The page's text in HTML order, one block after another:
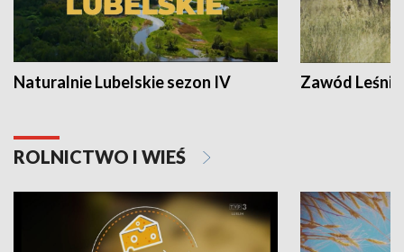
Naturalnie Lubelskie sezon IV Zawód Leśnik
ROLNICTWO I WIEŚ